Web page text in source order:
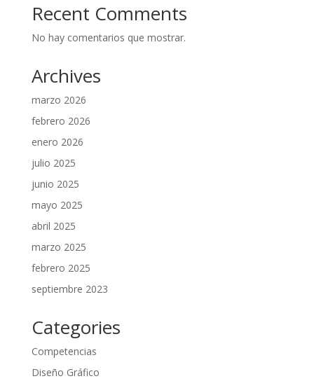
Recent Comments
No hay comentarios que mostrar.
Archives
marzo 2026
febrero 2026
enero 2026
julio 2025
junio 2025
mayo 2025
abril 2025
marzo 2025
febrero 2025
septiembre 2023
Categories
Competencias
Diseño Gráfico